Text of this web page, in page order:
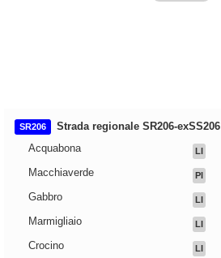
SR206
Strada regionale SR206-exSS206
Acquabona
LI
Macchiaverde PI
Gabbro LI
Marmigliaio LI
Crocino LI